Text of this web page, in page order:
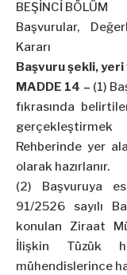
BEŞİNCİ BÖLÜM
Başvurular,
Kararı
Başvuru şekli, yeri
MADDE 14 – (1)
fıkrasında
Rehberinde yer
olarak hazırlanır.
(2) Başvuruya
91/2526 sayılı
konulan Ziraat
İlişkin Tüzük
mühendislerince